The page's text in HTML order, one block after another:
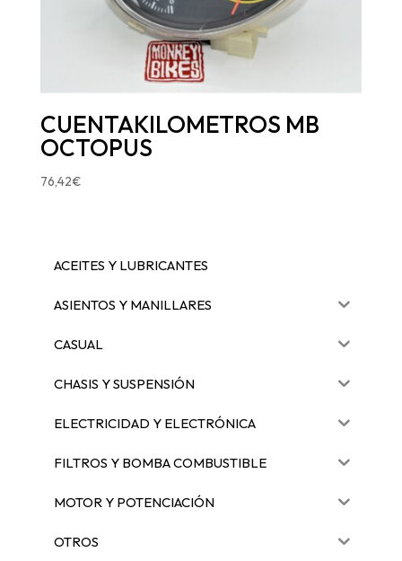
CUENTAKILOMETROS MB
OCTOPUS
76,42€
ACEITES Y LUBRICANTES
ASIENTOS Y MANILLARES
CASUAL
CHASIS Y SUSPENSIÓN
ELECTRICIDAD Y ELECTRÓNICA
FILTROS Y BOMBA COMBUSTIBLE
MOTOR Y POTENCIACIÓN
OTROS